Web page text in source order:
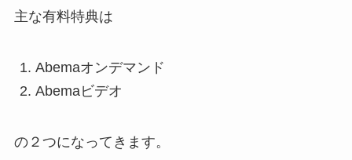
主な有料特典は
Abemaオンデマンド
Abemaビデオ
の２つになってきます。